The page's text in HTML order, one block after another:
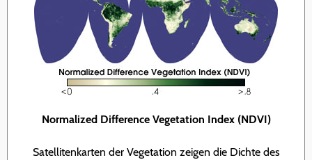
Normalized Difference Vegetation Index (NDVI)
Satellitenkarten der Vegetation zeigen die Dichte des